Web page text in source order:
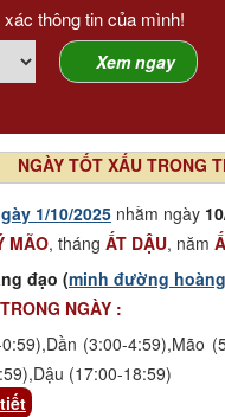
thông tin của mình!
NGÀY TỐT XẤU TRONG
1/10/2025 nhằm ngày
MÃO, tháng ẤT DẬU, năm
đạo (minh đường
NGÀY :
(3:00-4:59),Mão
(17:00-18:59)